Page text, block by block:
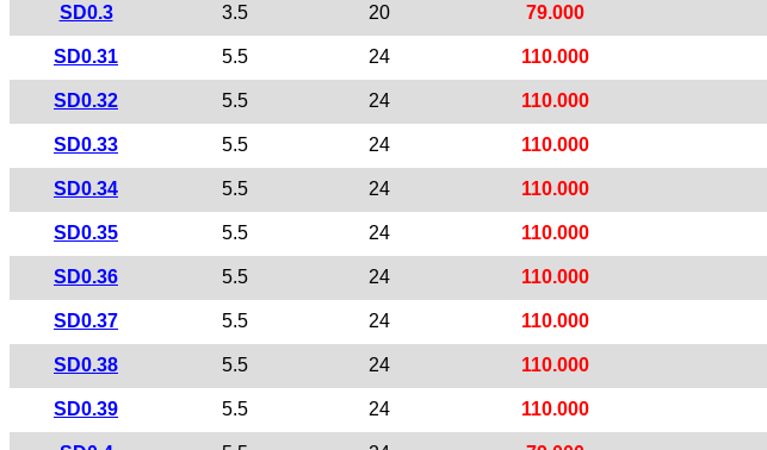
SD0.3 3.5 20 79.000
SD0.31 5.5 24 110.000
SD0.32 5.5 24 110.000
SD0.33 5.5 24 110.000
SD0.34 5.5 24 110.000
SD0.35 5.5 24 110.000
SD0.36 5.5 24 110.000
SD0.37 5.5 24 110.000
SD0.38 5.5 24 110.000
SD0.39 5.5 24 110.000